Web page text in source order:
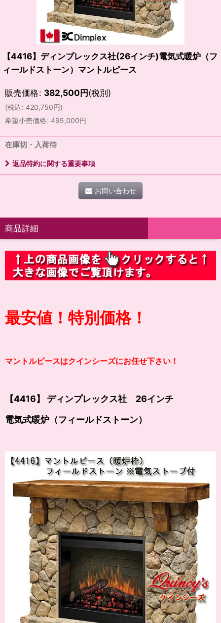
【4416】ディンプレックス社(26インチ)電気式暖炉（フ
ィールドストーン）マントルピース
販売価格: 382,500円(税別)
(税込: 420,750円)
希望小売価格: 495,000円
在庫切・入荷待
返品特約に関する重要事項
お問い合わせ
商品詳細
最安値！ 特別価格！
マントルピースはクインシーズにお任せ下さい！
【4416】 ディンプレックス社 26インチ
電気式暖炉（フィールドストーン）